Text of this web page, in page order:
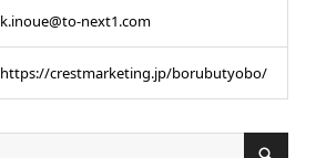
k.inoue@to-next1.com
https://crestmarketing.jp/borubutyobo/